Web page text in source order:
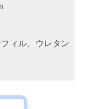
ィル、ウレタン